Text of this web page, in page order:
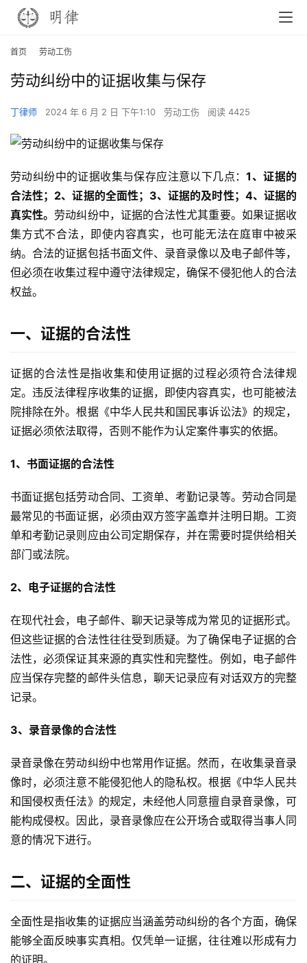
首页 劳动工伤
劳动纠纷中的证据收集与保存
丁律师 2024 年 6 月 2 日 下午1:10 劳动工伤 阅读 4425
劳动纠纷中的证据收集与保存应注意以下几点：1、证据的
合法性；2、证据的全面性；3、证据的及时性；4、证据的
真实性。 劳动纠纷中，证据的合法性尤其重要。如果证据收
集方式不合法，即使内容真实，也可能无法在庭审中被采
纳。合法的证据包括书面文件、录音录像以及电子邮件等，
但必须在收集过程中遵守法律规定，确保不侵犯他人的合法
权益。
一、证据的合法性
证据的合法性是指收集和使用证据的过程必须符合法律规
定。违反法律程序收集的证据，即使内容真实，也可能被法
院排除在外。根据《中华人民共和国民事诉讼法》的规定，
证据必须依法取得，否则不能作为认定案件事实的依据。
1、书面证据的合法性
书面证据包括劳动合同、工资单、考勤记录等。劳动合同是
最常见的书面证据，必须由双方签字盖章并注明日期。工资
单和考勤记录则应由公司定期保存，并在需要时提供给相关
部门或法院。
2、电子证据的合法性
在现代社会，电子邮件、聊天记录等成为常见的证据形式。
但这些证据的合法性往往受到质疑。为了确保电子证据的合
法性，必须保证其来源的真实性和完整性。例如，电子邮件
应当保存完整的邮件头信息，聊天记录应有对话双方的完整
记录。
3、录音录像的合法性
录音录像在劳动纠纷中也常用作证据。然而，在收集录音录
像时，必须注意不能侵犯他人的隐私权。根据《中华人民共
和国侵权责任法》的规定，未经他人同意擅自录音录像，可
能构成侵权。因此，录音录像应在公开场合或取得当事人同
意的情况下进行。
二、证据的全面性
全面性是指收集的证据应当涵盖劳动纠纷的各个方面，确保
能够全面反映事实真相。仅凭单一证据，往往难以形成有力
的证明。